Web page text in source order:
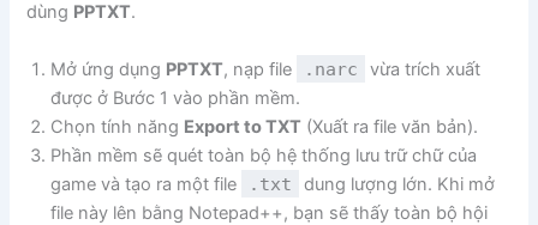
dùng PPTXT.
Mở ứng dụng PPTXT, nạp file .narc
vừa trích xuất
được ở Bước 1 vào phần mềm.
Chọn tính năng Export to TXT (Xuất ra file văn bản).
Phần mềm sẽ quét toàn bộ hệ thống lưu trữ chữ của
game và tạo ra một file
.txt
dung lượng lớn. Khi mở
file này lên bằng Notepad++, bạn sẽ thấy toàn bộ hội